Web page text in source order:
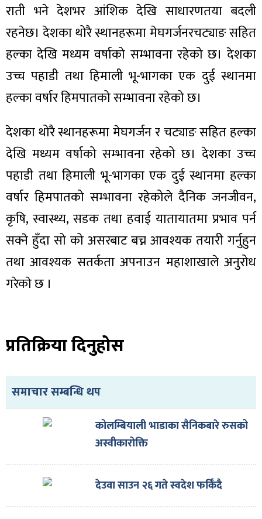
राती भने देशभर आंशिक देखि साधारणतया बदली
रहनेछ। देशका थोरै स्थानहरूमा मेघगर्जनरचट्याङ सहित
हल्का देखि मध्यम वर्षाको सम्भावना रहेको छ। देशका
उच्च पहाडी तथा हिमाली भू-भागका एक दुई स्थानमा
हल्का वर्षार हिमपातको सम्भावना रहेको छ।
देशका थोरै स्थानहरूमा मेघगर्जन र चट्याङ सहित हल्का
देखि मध्यम वर्षाको सम्भावना रहेको छ। देशका उच्च
पहाडी तथा हिमाली भू-भागका एक दुई स्थानमा हल्का
वर्षार हिमपातको सम्भावना रहेकोले दैनिक जनजीवन,
कृषि, स्वास्थ्य, सडक तथा हवाई यातायातमा प्रभाव पर्न
सक्ने हुँदा सो को असरबाट बच्न आवश्यक तयारी गर्नुहुन
तथा आवश्यक सतर्कता अपनाउन महाशाखाले अनुरोध
गरेकाे छ ।
प्रतिक्रिया दिनुहोस
समाचार सम्बन्धि थप
कोलम्बियाली भाडाका सैनिकबारे रुसको
अस्वीकारोक्ति
देउवा साउन २६ गते स्वदेश फर्किँदै